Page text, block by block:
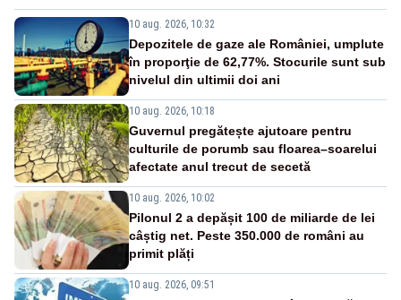
10 aug. 2026, 10:32
Depozitele de gaze ale României, umplute
în proporţie de 62,77%. Stocurile sunt sub
nivelul din ultimii doi ani
10 aug. 2026, 10:18
Guvernul pregătește ajutoare pentru
culturile de porumb sau floarea–soarelui
afectate anul trecut de secetă
10 aug. 2026, 10:02
Pilonul 2 a depășit 100 de miliarde de lei
câștig net. Peste 350.000 de români au
primit plăți
10 aug. 2026, 09:51